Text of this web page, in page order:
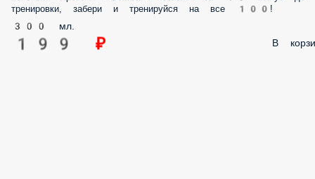
тренировки, забери и тренируйся на все 100!
300 мл.
199 ₽ В